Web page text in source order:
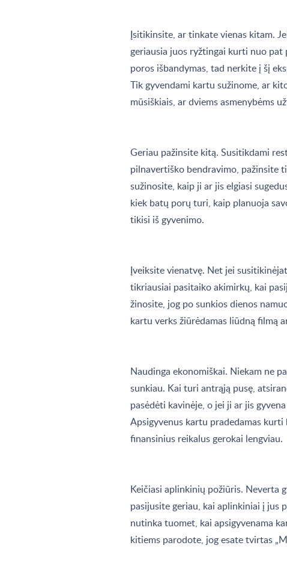
Įsitikinsite, ar tinkate vienas kitam.
geriausia juos ryžtingai kurti nuo pat
poros išbandymas, tad nerkite į šį
Tik gyvendami kartu sužinome, ar
mūsiškiais, ar dviems asmenybėms
Geriau pažinsite kitą. Susitikdami
pilnavertiško bendravimo, pažinsite
sužinosite, kaip ji ar jis elgiasi
kiek batų porų turi, kaip planuoja
tikisi iš gyvenimo.
Įveiksite vienatvę. Net jei
tikriausiai pasitaiko akimirkų, kai
žinosite, jog po sunkios dienos
kartu verks žiūrėdamas liūdną filmą
Naudinga ekonomiškai. Niekam ne
sunkiau. Kai turi antrąją pusę,
pasėdėti kavinėje, o jei ji ar jis
Apsigyvenus kartu pradedamas
finansinius reikalus gerokai lengviau.
Keičiasi aplinkinių požiūris. Neverta
pasijusite geriau, kai aplinkiniai į jus
nutinka tuomet, kai apsigyvenama
kitiems parodote, jog esate tvirtas